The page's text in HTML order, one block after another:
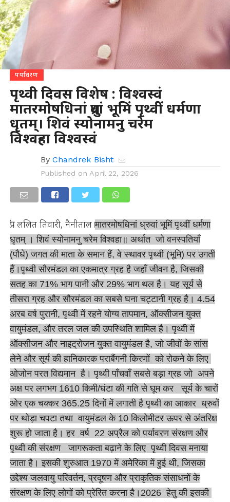
पर्यावरण
पृथ्वी दिवस विशेष : विश्वस्वं
मातरमोषधिनां ध्रुवां भूमिं पृथ्वीं धर्मणा
धृतम्। शिवं स्योनामनु चरेम
विश्वहा विश्वस्वं
By Chandrek Bisht
Published on April 22, 2026
प्रो. ललित तिवारी, नैनीताल।मातरमोषधिनां ध्रुवां भूमिं पृथ्वीं धर्मणा
धृतम् । शिवं स्योनामनु चरेम विश्वहा॥ अर्थात जो वनस्पतियाँ
(पौधे) जगत की माता के समान हैं, वे स्थावर पृथ्वी (भूमि) पर उगती
हैं।पृथ्वी सौरमंडल का एकमात्र ग्रह है जहाँ जीवन है, जिसकी
सतह का 71% भाग पानी और 29% भाग थल है। यह सूर्य से
तीसरा ग्रह और सौरमंडल का सबसे घना चट्टानी ग्रह है। 4.54
अरब वर्ष पुरानी, पृथ्वी में रहने योग्य तापमान, ऑक्सीजन युक्त
वायुमंडल, और तरल जल की उपस्थिति शामिल है। पृथ्वी में
ऑक्सीजन और नाइट्रोजन युक्त वायुमंडल है, जो जीवों के सांस
लेने और सूर्य की हानिकारक पराबैंगनी किरणों को रोकने के लिए
ओजोन परत विद्यमान है। पृथ्वी पाँचवाँ सबसे बड़ा ग्रह जो अपने
अक्ष पर लगभग 1610 किमी/घंटा की गति से घूम कर सूर्य के चारों
ओर एक चक्कर 365.25 दिनों में लगाती है पृथ्वी का आकार ध्रुवों
पर थोड़ा चपटा तथा वायुमंडल के 10 किलोमीटर ऊपर से अंतरिक्ष
शुरू हो जाता है। हर वर्ष 22 अप्रैल को पर्यावरण संरक्षण और
पृथ्वी की संरक्षण जागरूकता बढ़ाने के लिए पृथ्वी दिवस मनाया
जाता है। इसकी शुरुआत 1970 में अमेरिका में हुई थी, जिसका
उद्देश्य जलवायु परिवर्तन, प्रदूषण और प्राकृतिक संसाधनों के
संरक्षण के लिए लोगों को प्रेरित करना है।2026 हेतु की इसकी